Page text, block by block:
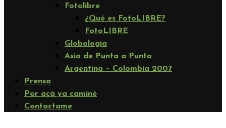
Fotolibre
¿Qué es FotoLIBRE?
FotoLIBRE
Globología
Asia de Punta a Punta
Argentina – Colombia 2007
Prensa
Por acá ya caminé
Contactame